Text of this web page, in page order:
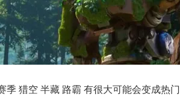
季 猎空 半藏 路霸 有很大可能会变成热